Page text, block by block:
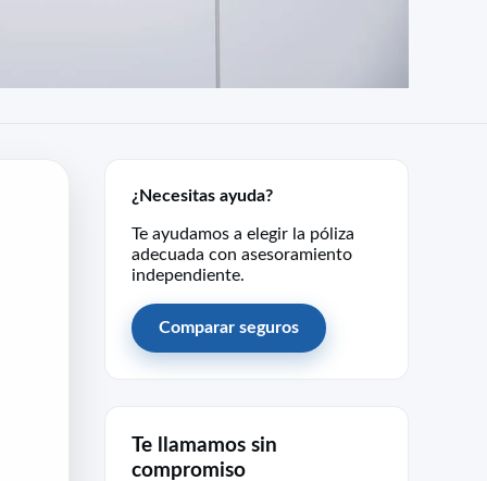
¿Necesitas ayuda?
Te ayudamos a elegir la póliza
adecuada con asesoramiento
independiente.
Comparar seguros
Te llamamos sin
compromiso